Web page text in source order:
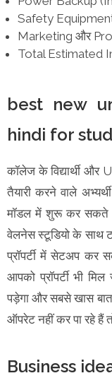
Safety
Marketing और
Total Estimated
best new
hindi for
कॉलेज के विद्यार्थी और
तैयारी करने वाले
मॉडल में शुरू कर सकते
वेलनेस स्टूडियो के साथ
प्रॉपर्टी में सेटअप कर
आपको प्रॉपर्टी भी
पड़ेगा और सबसे खास
ऑपरेट नहीं कर पा रहे हैं
Business